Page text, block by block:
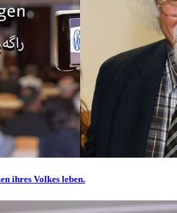
ihres Volkes leben.